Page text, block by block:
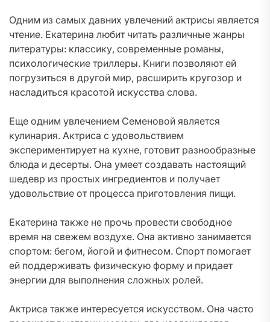
Одним из самых давних увлечений актрисы является
чтение. Екатерина любит читать различные жанры
литературы: классику, современные романы,
психологические триллеры. Книги позволяют ей
погрузиться в другой мир, расширить кругозор и
насладиться красотой искусства слова.
Еще одним увлечением Семеновой является
кулинария. Актриса с удовольствием
экспериментирует на кухне, готовит разнообразные
блюда и десерты. Она умеет создавать настоящий
шедевр из простых ингредиентов и получает
удовольствие от процесса приготовления пищи.
Екатерина также не прочь провести свободное
время на свежем воздухе. Она активно занимается
спортом: бегом, йогой и фитнесом. Спорт помогает
ей поддерживать физическую форму и придает
энергии для выполнения сложных ролей.
Актриса также интересуется искусством. Она часто